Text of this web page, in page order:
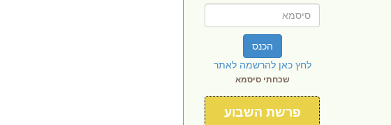
הכנס
לחץ כאן להרשמה לאתר
שכחתי סיסמא
פרשת השבוע